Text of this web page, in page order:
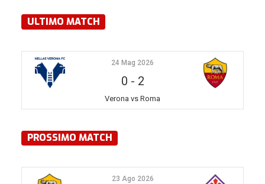
ULTIMO MATCH
24 Mag 2026
0 - 2
Verona vs Roma
PROSSIMO MATCH
23 Ago 2026